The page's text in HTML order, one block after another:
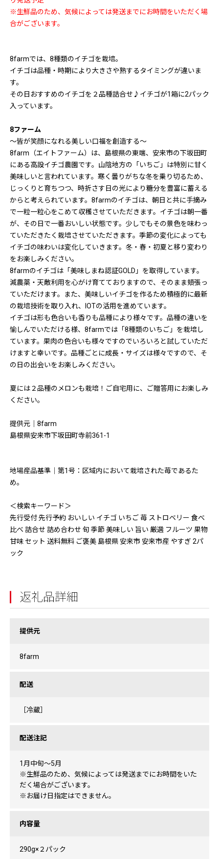
※生鮮品のため、気候によっては発送までにお時間をいただく場
合がございます。
8farmでは、8種類のイチゴを栽培。
イチゴは品種・時期により大きさや熟するタイミングが違いま
す。
その日おすすめのイチゴを２品種詰合せ♪イチゴが1箱に2パック
入っています。
8ファーム
～皆が笑顔になれる美しい口福を創造する～
8farm（エイトファーム）は、島根県の東端、安来市の下坂田町
にある高設イチゴ農園です。山陰地方の「いちご」は特別に甘く
美味しいと言われています。寒く曇りがちな冬を乗り切るため、
じっくりと育ちつつ、時折さす日の光により糖分を豊富に蓄える
からと考えられています。8farmのイチゴは、朝日と共に手摘み
で一粒一粒心をこめて収穫させていただきます。イチゴは朝一番
が、その日で一番おいしい状態です。少しでもその景色を味わっ
ていただきたく栽培させていただきます。季節の変化によっても
イチゴの味わいは変化していきます。冬・春・初夏と移り変わり
をお楽しみください。
8farmのイチゴは「美味しまね認証GOLD」を取得しています。
減農薬・天敵利用を心がけ育てておりますので、そのまま頬張っ
ていただけます。また、美味しいイチゴを作るため積極的に最新
の栽培技術を取り入れ、IOTの活用を進めています。
イチゴは形も色合いも香りも品種により様々です。品種の違いを
愉しんでいただける様、8farmでは「8種類のいちご」を栽培し
ています。果肉の色合いも様々ですのでいろいろと試していただ
けますと幸いです。品種ごとに成長・サイズは様々ですので、そ
の日の出会いをお楽しみください。
夏には２品種のメロンも栽培！ご自宅用に、ご贈答用にお楽しみ
ください。
提供元｜8farm
島根県安来市下坂田町寺前361-1
地場産品基準｜第1号：区域内において栽培された苺であるた
め。
＜検索キーワード＞
先行受付 先行予約 おいしい イチゴ いちご 苺 ストロベリー 食べ
比べ 詰合せ 詰め合わせ 旬 季節 美味しい 旨い 厳選 フルーツ 果物
甘味 セット 送料無料 ご褒美 島根県 安来市 安来市産 やすぎ 2パ
ック
返礼品詳細
提供元
8farm
配送
［冷蔵］
配送注記
1月中旬～5月
※生鮮品のため、気候によっては発送までにお時間をいた
だく場合がございます。
※お届け日指定はできません。
内容量
290g×２パック